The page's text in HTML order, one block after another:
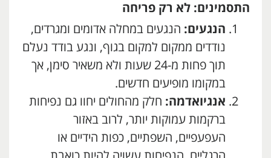
התסמינים: לא רק פריחה
הנגעים: הנגעים במחלה אדומים ומגרדים,
נודדים ממקום למקום בגוף, ונגע בודד נעלם
תוך פחות מ-24 שעות ולא משאיר סימן, אך
במקומו מופיעים חדשים.
אנגיואדמה: חלק מהחולים יחוו גם נפיחות
ברקמות עמוקות יותר, לרוב באזור
העפעפיים, השפתיים, כפות הידיים או